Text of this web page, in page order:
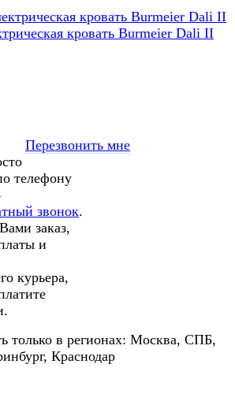
кровать Burmeier Dali II
Перезвонить мне
телефону
звонок.
заказ,
и
курьера,
только в регионах: Москва, СПБ,
Краснодар